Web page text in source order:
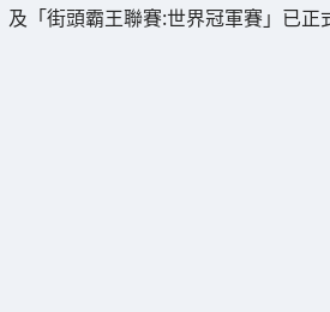
及「街頭霸王聯賽:世界冠軍賽」已正